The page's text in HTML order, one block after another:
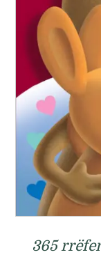
365